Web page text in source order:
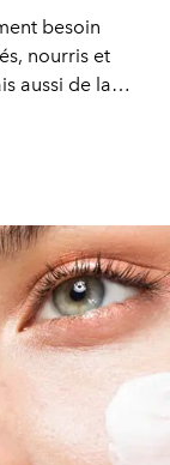
besoin
nourris et
aussi de la
des gestes
au retour